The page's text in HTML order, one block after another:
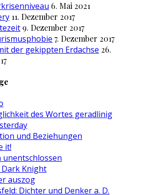
6. Mai 2021
11. Dezember 2017
9. Dezember 2017
7. Dezember 2017
der gekippten Erdachse 26.
des Wortes geradlinig
und Beziehungen
it!
unentschlossen
Knight
auszog
Dichter und Denker a. D.